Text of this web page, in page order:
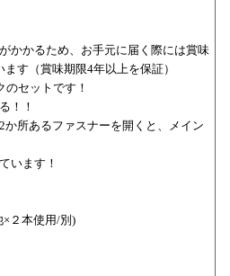
かかるため、お手元に届く際には賞味
す（賞味期限4年以上を保証）
のセットです！
！！
所あるファスナーを開くと、メイン
います！
２本使用/別)